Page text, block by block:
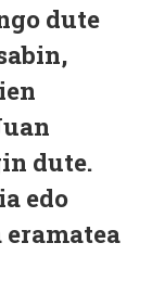
dute
dute.
edo